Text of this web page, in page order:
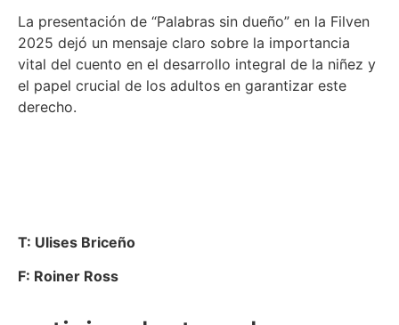
La presentación de “Palabras sin dueño” en la Filven
2025 dejó un mensaje claro sobre la importancia
vital del cuento en el desarrollo integral de la niñez y
el papel crucial de los adultos en garantizar este
derecho.
T: Ulises Briceño
F: Roiner Ross